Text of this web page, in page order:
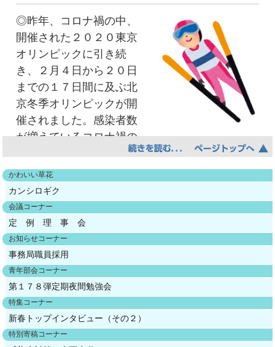
が、私はこれからも毎年訪れる「出会い」「別
れ」の季節を＜ワクワク＞しながら過ごして、
楽しみたいと思います。
いやいや、簡単にそのような時代がくるわけ
が無い。10年後も30年後も絶対に。必ずインフ
ラ整備は必要だ。だから人の手によりインフラ
整備をしなければならない。未来はそんなに進
化はしなかったのだ。だから自分は毎日穴を掘
り、毎日配管を布設して各家庭に水を送る。と
ても充実した幸せな毎日を未来で送っている。
しかし人口減少により人手が減り、毎日とても
忙しい。しかし、相方のHR365型ロボが助けて
くれている。そんな忙しい、いつもと変わらな
い毎日をすごす自分。その未来の自分は、バー
チャルヘッドギアをつけたガラスケースの中
で、バーチャル時代の生活を楽しく送ってい
る。とても幸せだ。ガラスケースの中の自分は
笑顔を絶やさなかった。隣に並んだガラスケー
スの中の人は、いったい何に取り組んでいるの
だろうか。まあいい、多分幸せな毎日をすごし
ているだろう。そんな自分の体は芋虫のような
体だった。
こんなＳＦチックな妄想をしながら談話室の
た。東南海地震以降、地震に敏
感になっていたので、ダイドコに家族が集ま
って寝るようにしていた」（女
性・1915（大正４）年生まれ・現西尾市上町
で被災）という場合もあった。
しかし、地震による揺れが激しく、枕もと
に備えたはずのものがどこかへ
飛んでいってしまったり、気が動転したりし
たことから、せっかくの非常持
ち出し用物品もあまり活用されなかった。」
前年暮から始まった、当地方への米軍の空襲
に備えて各家庭で空襲に対する
用意をしていたにもかかわらず、突然の地震
にはあまり役立たなかったことが
分ります。
２ 地震の発生と脱出
三河地震は、人々が就寝中の午前３時38分
に発生したため、家屋からの脱
出が遅れ、被害を増大させることになりまし
た。
年頃にＣ宅にＸが頻繁に来るようになったの
は、Ｘの長男でありＸの後見人であるＡとの折
り合いが悪いからと考えていたことが認めら
れ、そのような事実から判断すれば、本件取引
の対象となった商品の種類、分量、回数、期間
の事実やＸの生活状況を認識していたものと認
めるのが相当であり、Ｃは本件取引が、Ｘにと
って、その生活において通常必要とされる分量
を著しく超えた過大な取引であることを認識し
ていたものと優に推認することが出来る。
しかし、どのような理由でどの商品について
どの程度の売買取引をするかは個人の自由な判
断にゆだねられれていること、Ｘの本件取引当
時の収入や資産状態のほか、Ｘが本件取引によ
り支払不能に陥るとか、その生活に困窮すると
いう状況にはなく、健全な判断能力の下で自由
に形成された意思に基づき本件取引をしたので
あれば、ＹがＸとの間で本件取引をしたこと
が、直ちに社会通念上許容されない態様でXの利
益を害する違法なものであったということはで
きない。
◎昨年、コロナ禍の中、
開催された２０２０東京
オリンピックに引き続
き、２月４日から２０日
までの１７日間に及ぶ北
京冬季オリンピックが開
催されました。感染者数
が増えているコロナ禍の
中、休日も家にいること
が多く、テレビで視聴する機会が多くナショナ
リズムが刺激され競技に一喜一憂していまし
た。結果として日本勢が過去最多となるメダル
総数、金３銀６銅９個の１８個のメダルを獲得
しました。終わってみればスーツの規定違反、
不可思議な採点、ドーピング等様々な問題点が
ありました。小さい頃よく聞いていた「オリン
ピックは参加することに意義がある」を思い起
こして日本オリンピック協会（JOC）のHPを閲
覧しましたらこの言葉は近代オリンピックの父
クーベルタン男爵の創作ではなく１９０８年ロ
かわいい草花
カンシロギク
会議コーナー
定 例 理 事 会
お知らせコーナー
事務局職員採用
青年部会コーナー
第１７８弾定期夜間勉強会
特集コーナー
新春トップインタビュー（その２）
特別寄稿コーナー